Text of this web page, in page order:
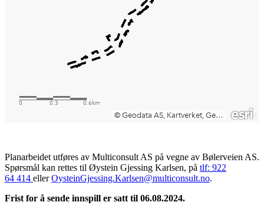
Planarbeidet utføres av Multiconsult AS på vegne av Bølerveien AS.
Spørsmål kan rettes til Øystein Gjessing Karlsen, på tlf: 922
64 414 ellerOysteinGjessing.Karlsen@multiconsult.no.
Frist for å sende innspill er satt til 06.08.2024.